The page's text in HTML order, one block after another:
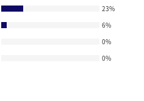
23%
6%
0%
0%